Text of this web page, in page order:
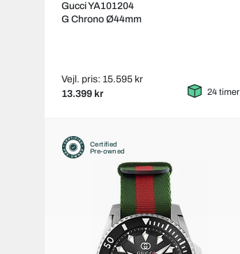
Gucci YA101204
G Chrono Ø44mm
Vejl. pris: 15.595 kr
13.399 kr 24 timer
Certified
Pre-owned